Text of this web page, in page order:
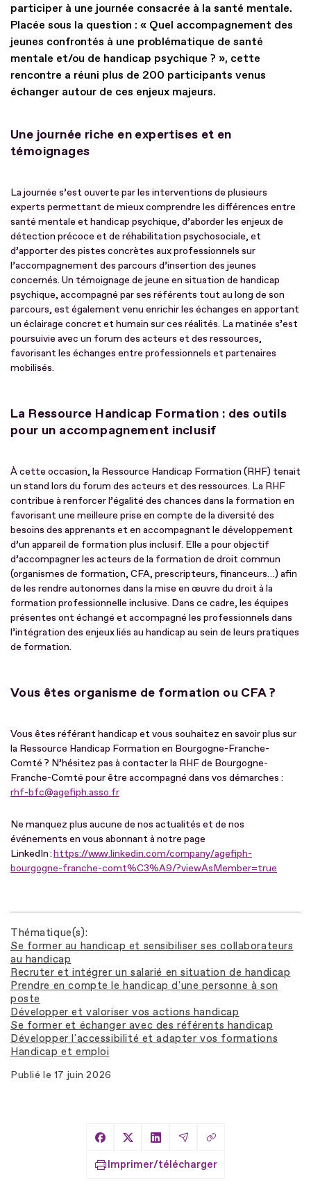
participer à une journée consacrée à la santé mentale.
Placée sous la question : « Quel accompagnement des
jeunes confrontés à une problématique de santé
mentale et/ou de handicap psychique ? », cette
rencontre a réuni plus de 200 participants venus
échanger autour de ces enjeux majeurs.
Une journée riche en expertises et en
témoignages
La journée s’est ouverte par les interventions de plusieurs
experts permettant de mieux comprendre les différences entre
santé mentale et handicap psychique, d’aborder les enjeux de
détection précoce et de réhabilitation psychosociale, et
d’apporter des pistes concrètes aux professionnels sur
l’accompagnement des parcours d’insertion des jeunes
concernés. Un témoignage de jeune en situation de handicap
psychique, accompagné par ses référents tout au long de son
parcours, est également venu enrichir les échanges en apportant
un éclairage concret et humain sur ces réalités. La matinée s’est
poursuivie avec un forum des acteurs et des ressources,
favorisant les échanges entre professionnels et partenaires
mobilisés.
La Ressource Handicap Formation : des outils
pour un accompagnement inclusif
À cette occasion, la Ressource Handicap Formation (RHF) tenait
un stand lors du forum des acteurs et des ressources. La RHF
contribue à renforcer l’égalité des chances dans la formation en
favorisant une meilleure prise en compte de la diversité des
besoins des apprenants et en accompagnant le développement
d’un appareil de formation plus inclusif. Elle a pour objectif
d’accompagner les acteurs de la formation de droit commun
(organismes de formation, CFA, prescripteurs, financeurs…) afin
de les rendre autonomes dans la mise en œuvre du droit à la
formation professionnelle inclusive. Dans ce cadre, les équipes
présentes ont échangé et accompagné les professionnels dans
l’intégration des enjeux liés au handicap au sein de leurs pratiques
de formation.
Vous êtes organisme de formation ou CFA ?
Vous êtes référant handicap et vous souhaitez en savoir plus sur
la Ressource Handicap Formation en Bourgogne-Franche-
Comté ? N’hésitez pas à contacter la RHF de Bourgogne-
Franche-Comté pour être accompagné dans vos démarches :
rhf-bfc@agefiph.asso.fr
Ne manquez plus aucune de nos actualités et de nos
événements en vous abonnant à notre page
LinkedIn :https://www.linkedin.com/company/agefiph-
bourgogne-franche-comt%C3%A9/?viewAsMember=true
Thématique(s)
Se former au handicap et sensibiliser ses collaborateurs
au handicap
Recruter et intégrer un salarié en situation de handicap
Prendre en compte le handicap d'une personne à son
poste
Développer et valoriser vos actions handicap
Se former et échanger avec des référents handicap
Développer l'accessibilité et adapter vos formations
Handicap et emploi
Publié le 17 juin 2026
Partager sur Facebook
Partager sur X
Partager sur LinkedIn
Partager par Email
Copier le lien
Imprimer/télécharger